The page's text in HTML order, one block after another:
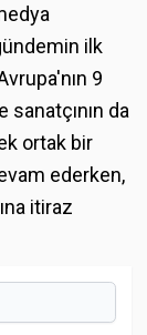
ilk
9
da
ortak bir
ederken,
itiraz